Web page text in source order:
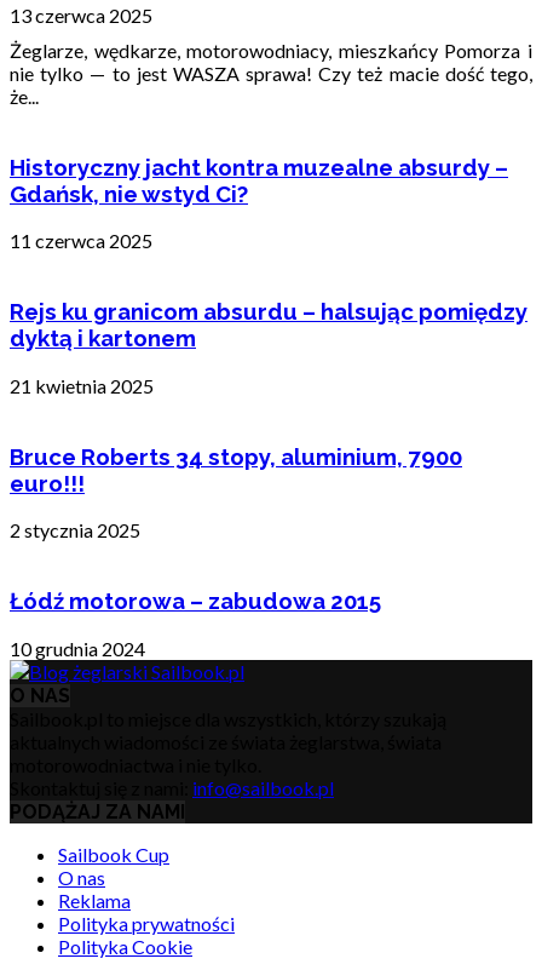
13 czerwca 2025
Żeglarze, wędkarze, motorowodniacy, mieszkańcy Pomorza i
nie tylko — to jest WASZA sprawa! Czy też macie dość tego,
że...
Historyczny jacht kontra muzealne absurdy –
Gdańsk, nie wstyd Ci?
11 czerwca 2025
Rejs ku granicom absurdu – halsując pomiędzy
dyktą i kartonem
21 kwietnia 2025
Bruce Roberts 34 stopy, aluminium, 7900
euro!!!
2 stycznia 2025
Łódź motorowa – zabudowa 2015
10 grudnia 2024
O NAS
info@sailbook.pl
PODĄŻAJ ZA NAMI
Sailbook Cup
O nas
Reklama
Polityka prywatności
Polityka Cookie